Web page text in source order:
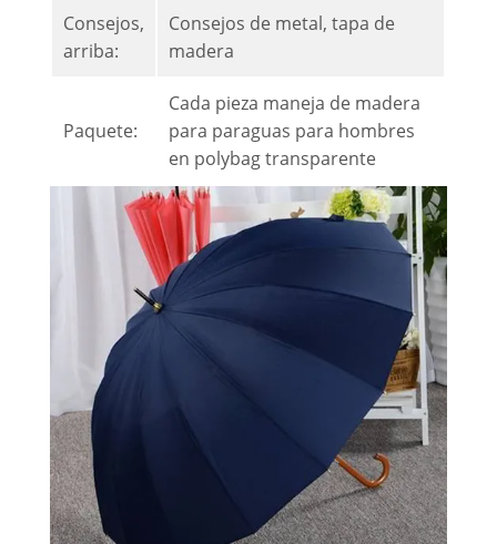
Consejos,
arriba:
Consejos de metal, tapa de
madera
Paquete:
Cada pieza maneja de madera
para paraguas para hombres
en polybag transparente